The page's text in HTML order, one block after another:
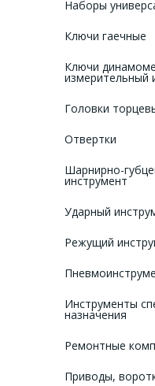
Наборы
Ключи гаечные
Ключи
измерительный
Головки
Отвертки
Шарнирно-
инструмент
Ударный
Режущий
Инструменты
назначения
Ремонтные
Приводы,